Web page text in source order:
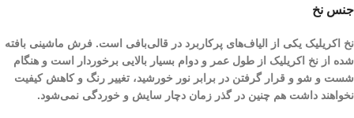
جنس نخ
نخ اکریلیک یکی از الیاف­‌های پرکاربرد در قالی‌بافی است. فرش ماشینی بافته
شده از نخ اکریلیک از طول عمر و دوام بسیار بالایی برخوردار است و هنگام
شست و شو و قرار گرفتن در برابر نور خورشید، تغییر رنگ و کاهش کیفیت
نخواهند داشت هم چنین در گذر زمان دچار سایش و خوردگی نمی‌شود.